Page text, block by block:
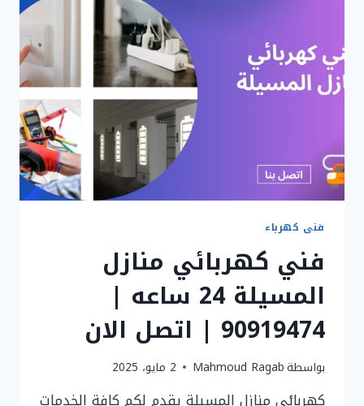
فنى كهرباء
فني كهربائي منازل
المسيلة 24 ساعه |
90919474 | اتصل الان
بواسطةMahmoud Ragab 2 مايو، 2025
كهربائي منازل المسيلة يقدم لكم كافة الخدمات